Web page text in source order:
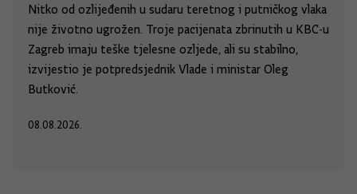
Nitko od ozlijeđenih u sudaru teretnog i putničkog vlaka
nije životno ugrožen. Troje pacijenata zbrinutih u KBC-u
Zagreb imaju teške tjelesne ozljede, ali su stabilno,
izvijestio je potpredsjednik Vlade i ministar Oleg
Butković.
08.08.2026.